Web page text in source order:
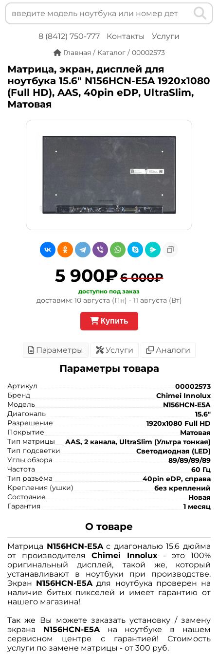
8 (8412) 750-777 Контакты Услуги
Главная / Каталог / 00002573
Матрица, экран, дисплей для
ноутбука 15.6" N156HCN-E5A 1920x1080
(Full HD), AAS, 40pin eDP, UltraSlim,
Матовая
5 900₽6 000₽
доступно под заказ
доставим: 10 августа (Пн) - 11 августа (Вт)
Купить
Параметры Услуги Аналоги
Параметры товара
Артикул
00002573
Бренд
Chimei Innolux
Модель
N156HCN-E5A
Диагональ
15.6"
Разрешение
1920x1080 Full HD
Покрытие
Матовая
Тип матрицы
AAS, 2 канала, UltraSlim (Ультра тонкая)
Тип подсветки
Светодиодная (LED)
Углы обзора
89/89/89/89
Частота
60 Гц
Тип разъёма
40pin eDP, справа
Крепления (ушки)
без креплений
Состояние
Новая
Гарантия
1 месяц
О товаре
Матрица N156HCN-E5Aс диагональю 15.6 дюйма
от производителя Chimei Innolux- это 100%
оригинальный дисплей, такой же, который
устанавливают в ноутбуки при производстве.
Экран N156HCN-E5Aдля ноутбука проверен на
наличие битых пикселей и имеет гарантию от
нашего магазина!
Так же Вы можете заказать установку / замену
экрана N156HCN-E5Aна ноутбуке в нашем
сервисном центре с гарантией! Стоимость
услуги по замене матрицы - от 300 руб.